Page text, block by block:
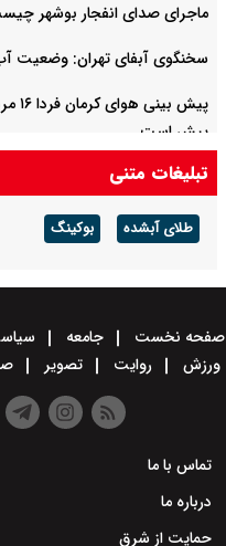
ماجرای صدای انفجار بوشهر
سخنگوی آبفای تهران: وضعیت
پیش است
پیش بینی هوای چهارمحال و بختیاری فردا ۱۶ مرداد ۱۴۰۵/
تبلیغات متنی
طلای آبشده بوکینگ
صفحه نخست جامعه
ورزش
روایت تصویر
تماس با ما
درباره ما
حمایت از شرق